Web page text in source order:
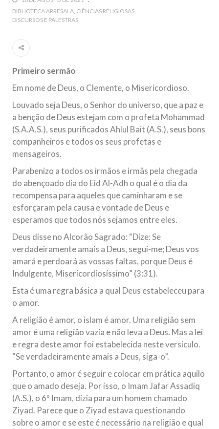
5 DE NOVEMBRO DE 2013
Ano Novo Islâmico e Início de Muharam
Islâmico no Brasil parabeniza a nação islâmica pela chegada
no ano novo muçulmano de 1435 Hejrita. Desejamos a
todos os irmãos e irmãs um novo
10 DE NOVEMBRO DE 2013
Falecimento do Imam Ali Ibn Al-Hussein
Em nome de Deus, o Clemente, o Misericordioso! Diante da
data em que relembramos o martírio do quarto Imam dos
muçulmanos, o Imam Ali Ibn Al-Hussein Ibn Ali Ibn Abi Táleb
(A.S.), conhecido por “Zein Al-Ábidin” (Formosura
NOTÍCIAS
Centro Islâmico no Brasil recebe o ex-
ministro das Relações Exteriores da
República Islâmica do Irã
Na noite da quinta-feira, 03 de Abril, o Centro Islâmico no
Brasil recebeu em sua sede, em São Paulo, o ex-ministro das
Relações Exteriores da República Islâmica do Irã, Sr. Kamal
Kharrazi, que encontra-se visitando
BIBLIOTECA ARRESALA CIÊNCIAS RELIGIOSAS
DISCURSOS E PALESTRAS
Primeiro sermão
Em nome de Deus, o Clemente, o Misericordioso.
Louvado seja Deus, o Senhor do universo, que a paz e
a benção de Deus estejam com o profeta Mohammad
(S.A.A.S.), seus purificados Ahlul Bait (A.S.), seus bons
companheiros e todos os seus profetas e
mensageiros.
Parabenizo a todos os irmãos e irmãs pela chegada
do abençoado dia do Eid Al-Adh o qual é o dia da
recompensa para aqueles que caminharam e se
esforçaram pela causa e vontade de Deus e
esperamos que todos nós sejamos entre eles.
Deus disse no Alcorão Sagrado: “Dize: Se
verdadeiramente amais a Deus, segui-me; Deus vos
amará e perdoará as vossas faltas, porque Deus é
Indulgente, Misericordiosíssimo” (3:31).
Esta é uma regra básica a qual Deus estabeleceu para
o amor.
A religião é amor, o islam é amor. Uma religião sem
amor é uma religião vazia e não leva a Deus. Mas a lei
e regra deste amor foi estabelecida neste versículo.
“Se verdadeiramente amais a Deus, siga-o”.
Portanto, o amor é seguir e colocar em prática aquilo
que o amado deseja. Por isso, o Imam Jafar Assadiq
(A.S.), o 6º Imam, dizia para um homem chamado
Ziyad. Parece que o Ziyad estava questionando
sobre o amor e se este é necessário na religião e qual